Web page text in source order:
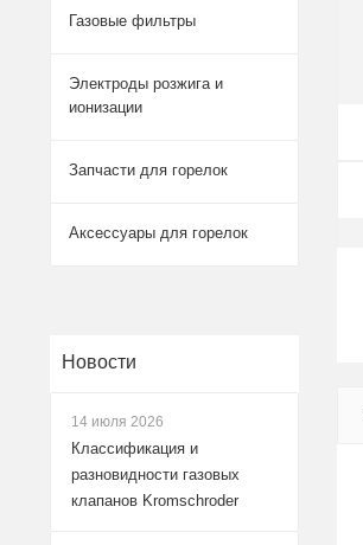
Газовые фильтры
Электроды розжига и
ионизации
Запчасти для горелок
Аксессуары для горелок
Новости
14 июля 2026
Классификация и
разновидности газовых
клапанов Kromschroder